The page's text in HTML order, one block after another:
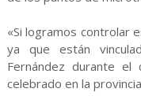
«Si logramos controlar
ya que están
Fernández durante el
celebrado en la